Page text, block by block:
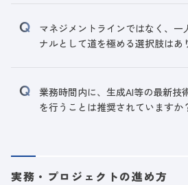
マネジメントラインではなく、一
ナルとして道を極める選択肢はあ
業務時間内に、生成AI等の最新技
を行うことは推奨されていますか
実務・プロジェクトの進め方